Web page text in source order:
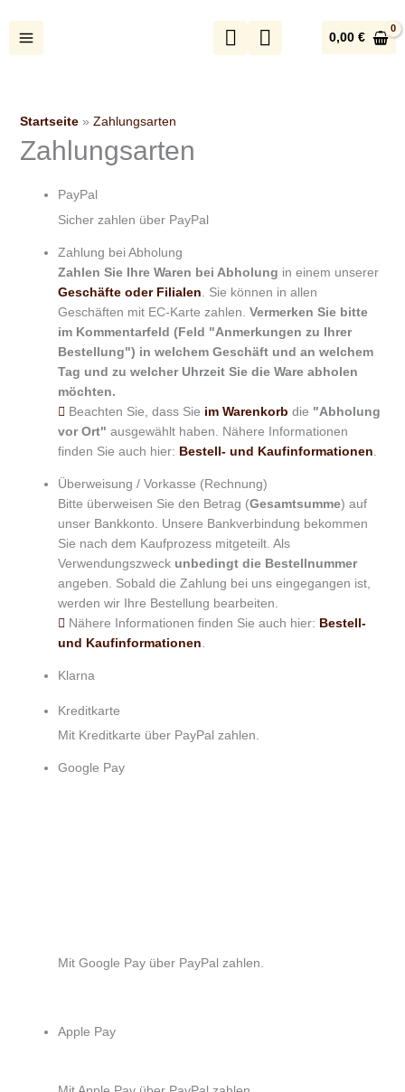
0,00 €
Startseite» Zahlungsarten
Zahlungsarten
PayPal
Sicher zahlen über PayPal
Zahlung bei Abholung
Zahlen Sie Ihre Waren bei Abholung in einem unserer
Geschäfte oder Filialen. Sie können in allen
Geschäften mit EC-Karte zahlen. Vermerken Sie bitte
im Kommentarfeld (Feld "Anmerkungen zu Ihrer
Bestellung") in welchem Geschäft und an welchem
Tag und zu welcher Uhrzeit Sie die Ware abholen
möchten.
Beachten Sie, dass Sie im Warenkorb die "Abholung
vor Ort" ausgewählt haben. Nähere Informationen
finden Sie auch hier: Bestell- und Kaufinformationen.
Überweisung / Vorkasse (Rechnung)
Bitte überweisen Sie den Betrag (Gesamtsumme) auf
unser Bankkonto. Unsere Bankverbindung bekommen
Sie nach dem Kaufprozess mitgeteilt. Als
Verwendungszweck unbedingt die Bestellnummer
angeben. Sobald die Zahlung bei uns eingegangen ist,
werden wir Ihre Bestellung bearbeiten.
Nähere Informationen finden Sie auch hier: Bestell-
und Kaufinformationen.
Klarna
Kreditkarte
Mit Kreditkarte über PayPal zahlen.
Google Pay
Mit Google Pay über PayPal zahlen.
Apple Pay